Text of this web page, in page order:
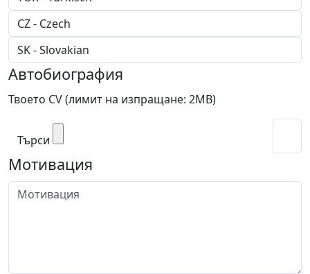
Автобиография
Твоето CV (лимит на изпращане: 2МВ)
Търси
Мотивация